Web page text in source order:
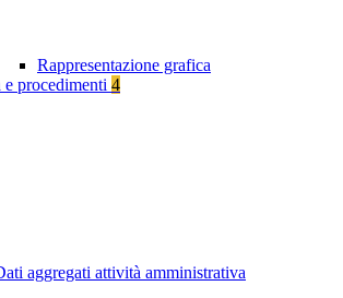
Rappresentazione grafica
procedimenti 4
aggregati attività amministrativa